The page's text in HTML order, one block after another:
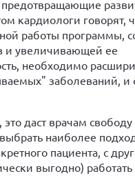
предотвращающие
кардиологи говорят,
работы программы,
и увеличивающей ее
необходимо
заболеваний, и
даст врачам
наиболее
пациента, с
выгодно) работать